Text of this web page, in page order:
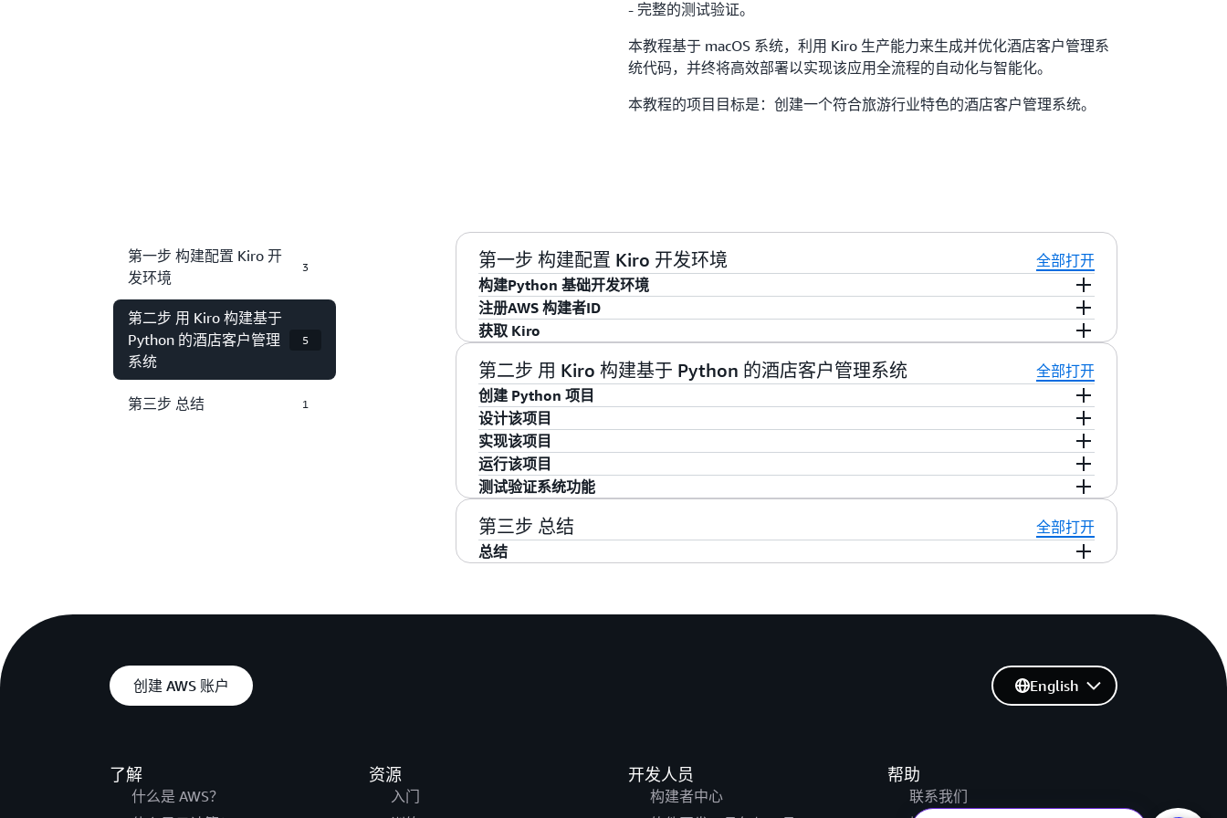
- 完整的测试验证。
本教程基于 macOS 系统，利用 Kiro 生产能力来生成并优化酒店客户管理系
统代码，并终将高效部署以实现该应用全流程的自动化与智能化。
本教程的项目目标是：创建一个符合旅游行业特色的酒店客户管理系统。
第一步 构建配置 Kiro 开
发环境
3
第二步 用 Kiro 构建基于
Python 的酒店客户管理
系统
5
第三步 总结 1
第一步 构建配置 Kiro 开发环境
全部打开
构建Python 基础开发环境
获取 Python
访问 Python 官网链接：www.python.org ，打开主页。
选择导航栏中“Download“菜单中 macOS 选项，进入到下载页面。
注册AWS 构建者ID
使用 Kiro 实现低代码开发 Python 应用程序，首先需要用 AWS 构建者 ID（Builder ID）登录。除
使用 AWS 构建者 ID 登陆外，还可以使用 AWS 账号登录，现在注册 AWS 账号还可以获得 200
美元服务抵扣金抵扣 Kiro 的订阅费用，可以点击这里详细了解。本次主要将介绍创建构建者 ID
的过程和登录。
2.1 注册 AWS 构建者 ID
在浏览器中，输入 AWS Builder 网址，重定向到 AWS 构建者 ID 新官网。
获取 Kiro
打开 Chrome 浏览器，访问 Kiro 官网链接:https://kiro.dev/。
点击页面中央 Download for macOS 下拉菜单。
第二步 用 Kiro 构建基于 Python 的酒店客户管理系统
全部打开
创建 Python 项目
启动 Kiro 后，确定了使用 Spec 模式后，需要创建一个项目。在 Kiro 集成开发环境（IDE）左上
角 Explorer（资源管理器）选项卡上点击 Open Folder(打开文件夹)。
设计该项目
前述步骤经过思考，形成初步思考结果。
实现该项目
如果确认无需修改，点击按钮”Move to implementation plan”(转入实施计划)。
Kiro 于是形成了实施计划，并分别列出如下：
The task list is now ready and follows this structure:
CSV storage - Data persistence layer
Documentation - README file
Final verification - End-to-end testing
运行该项目
很快执行完全部操作，Kiro 提示运行项目：
测试验证系统功能
每个字段须符合文本框的具体要求，否则会视为注册失败；要求重新填入正确信息；
输入正确并注册成功后，显示成功页面。
第三步 总结
全部打开
总结
例证明了 Kiro 不仅仅是一个开发工具，它更代表了一种极其高效和规范的软件开发范式。通过
低代码高效实现了从需求分析、项目创意设计、产品实现到测试验证的全流程里程碑。
为专业人士进阶和启动专业开发自动化进程提供了最佳实践。
创建 AWS 账户
了解
什么是 AWS？
资源
入门
开发人员
构建者中心
帮助
联系我们
English